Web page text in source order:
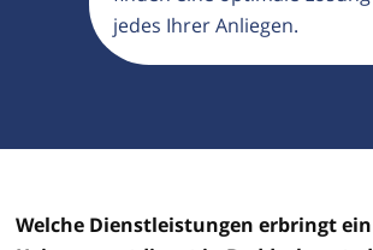
jedes Ihrer Anliegen.
Welche Dienstleistungen erbringt ein